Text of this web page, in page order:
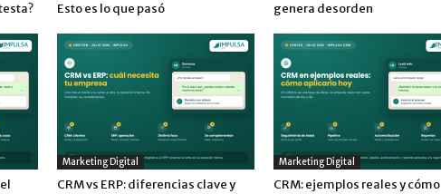
Esto es lo que pasó
genera desorden
Marketing Digital
CRM vs ERP: diferencias clave y
Marketing Digital
CRM: ejemplos reales y cómo